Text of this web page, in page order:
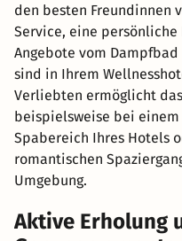
den besten Freundinnen
Service, eine
Angebote vom Dampfbad
sind in Ihrem
Verliebten ermöglicht
beispielsweise bei
Spabereich Ihres Hotels
romantischen
Umgebung.
Aktive Erholung